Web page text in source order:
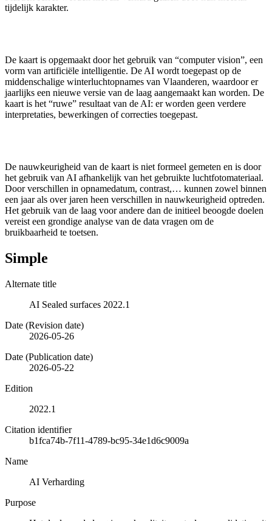
tijdelijk karakter.
De kaart is opgemaakt door het gebruik van “computer vision”, een
vorm van artificiële intelligentie. De AI wordt toegepast op de
middenschalige winterluchtopnames van Vlaanderen, waardoor er
jaarlijks een nieuwe versie van de laag aangemaakt kan worden. De
kaart is het “ruwe” resultaat van de AI: er worden geen verdere
interpretaties, bewerkingen of correcties toegepast.
De nauwkeurigheid van de kaart is niet formeel gemeten en is door
het gebruik van AI afhankelijk van het gebruikte luchtfotomateriaal.
Door verschillen in opnamedatum, contrast,… kunnen zowel binnen
een jaar als over jaren heen verschillen in nauwkeurigheid optreden.
Het gebruik van de laag voor andere dan de initieel beoogde doelen
vereist een grondige analyse van de data vragen om de
bruikbaarheid te toetsen.
Simple
Alternate title
AI Sealed surfaces 2022.1
Date (Revision date)
2026-05-26
Date (Publication date)
2026-05-22
Edition
2022.1
Citation identifier
b1fca74b-7f11-4789-bc95-34e1d6c9009a
Name
AI Verharding
Purpose